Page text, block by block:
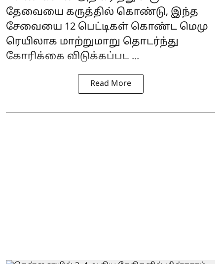
தேவையை கருத்தில் கொண்டு, இந்த
சேவையை 12 பெட்டிகள் கொண்ட மெமு
ரெயிலாக மாற்றுமாறு தொடர்ந்து
கோரிக்கை விடுக்கப்பட ...
Read More